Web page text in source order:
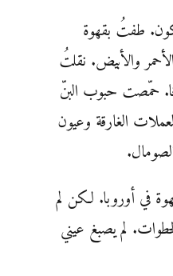
طفتُ بقهوة
والأبيض. نقلتُ
حمّصت حبوب البنّ
الغارقة وعيون
في أوروبا. لكن لم
لم يصبغ عيني